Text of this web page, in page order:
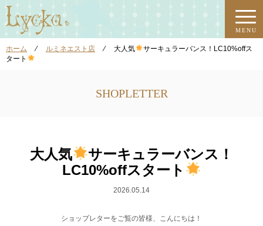
MENU
ホーム ⁄ ルミネエスト店 ⁄ 大人気
サーキュラーバンス！LC10%offス
タート
SHOPLETTER
大人気
サーキュラーバンス！
LC10%offスタート
2026.05.14
ショップレターをご覧の皆様、こんにちは！